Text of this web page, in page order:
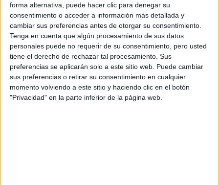
forma alternativa, puede hacer clic para denegar su
consentimiento o acceder a información más detallada y
cambiar sus preferencias antes de otorgar su consentimiento.
Tenga en cuenta que algún procesamiento de sus datos
personales puede no requerir de su consentimiento, pero usted
tiene el derecho de rechazar tal procesamiento. Sus
preferencias se aplicarán solo a este sitio web. Puede cambiar
sus preferencias o retirar su consentimiento en cualquier
momento volviendo a este sitio y haciendo clic en el botón
"Privacidad" en la parte inferior de la página web.
Acepto lostérminos y condicionesy la política de
privacidad :*
Información básica sobre protección de datos